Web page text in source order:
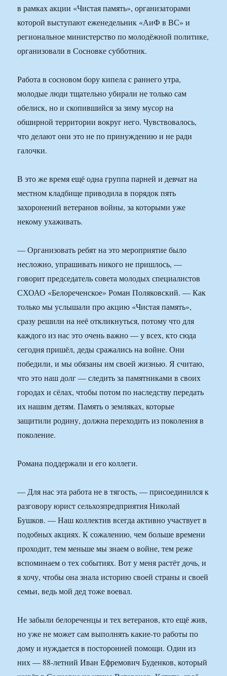
в рамках акции «Чистая память», организаторами
которой выступают еженедельник «АиФ в ВС» и
региональное министерство по молодёжной политике,
организовали в Сосновке субботник.
Работа в сосновом бору кипела с раннего утра,
молодые люди тщательно убирали не только сам
обелиск, но и скопившийся за зиму мусор на
обширной территории вокруг него. Чувствовалось,
что делают они это не по принуждению и не ради
галочки.
В это же время ещё одна группа парней и девчат на
местном кладбище приводила в порядок пять
захоронений ветеранов войны, за которыми уже
некому ухаживать.
— Организовать ребят на это мероприятие было
несложно, упрашивать никого не пришлось, —
говорит председатель совета молодых специалистов
СХОАО «Белореченское» Роман Поляковский. — Как
только мы услышали про акцию «Чистая память»,
сразу решили на неё откликнуться, потому что для
каждого из нас это очень важно — у всех, кто сюда
сегодня пришёл, деды сражались на войне. Они
победили, и мы обязаны им своей жизнью. Я считаю,
что это наш долг — следить за памятниками в своих
городах и сёлах, чтобы потом по наследству передать
их нашим детям. Память о земляках, которые
защитили родину, должна переходить из поколения в
поколение.
Романа поддержали и его коллеги.
— Для нас эта работа не в тягость, — присоединился к
разговору юрист сельхозпредприятия Николай
Бушков. — Наш коллектив всегда активно участвует в
подобных акциях. К сожалению, чем больше времени
проходит, тем меньше мы знаем о войне, тем реже
вспоминаем о тех событиях. Вот у меня растёт дочь, и
я хочу, чтобы она знала историю своей страны и своей
семьи, ведь мой дед тоже воевал.
Не забыли белореченцы и тех ветеранов, кто ещё жив,
но уже не может сам выполнять какие-то работы по
дому и нуждается в посторонней помощи. Один из
них — 88-летний Иван Ефремович Буденков, который